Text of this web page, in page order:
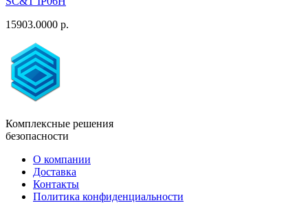
15903.0000 р.
Комплексные решения
безопасности
О компании
Доставка
Контакты
Политика конфиденциальности